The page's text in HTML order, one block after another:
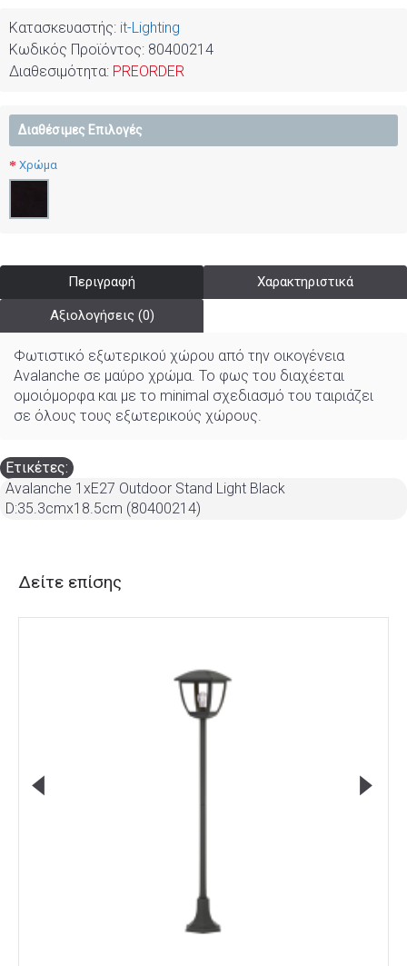
Κατασκευαστής: it-Lighting
Κωδικός Προϊόντος: 80400214
Διαθεσιμότητα: PREORDER
Διαθέσιμες Επιλογές
Χρώμα
Περιγραφή Χαρακτηριστικά
Αξιολογήσεις (0)
Φωτιστικό εξωτερικού χώρου από την οικογένεια
Avalanche σε μαύρο χρώμα. Το φως του διαχέεται
ομοιόμορφα και με το minimal σχεδιασμό του ταιριάζει
σε όλους τους εξωτερικούς χώρους.
Ετικέτες:
Avalanche 1xE27 Outdoor Stand Light Black
D:35.3cmx18.5cm (80400214)
Δείτε επίσης